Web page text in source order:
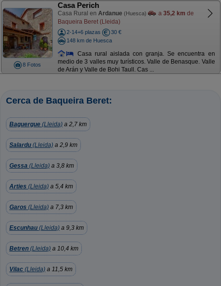
8 Fotos
Casa Perich
Casa Rural en Ardanue (Huesca) a 35,2 km de
Baqueira Beret (Lleida)
2-14+6 plazas
30 €
148 km de Huesca
Casa rural aislada con granja. Se encuentra en
medio de 3 valles muy turísticos. Valle de Benasque. Valle
de Arán y Valle de Bohi Taull. Cas ...
Cerca de Baqueira Beret:
Baguergue (Lleida) a 2,7 km
Salardu (Lleida) a 2,9 km
Gessa (Lleida) a 3,8 km
Arties (Lleida) a 5,4 km
Garos (Lleida) a 7,3 km
Escunhau (Lleida) a 9,3 km
Betren (Lleida) a 10,4 km
Vilac (Lleida) a 11,5 km